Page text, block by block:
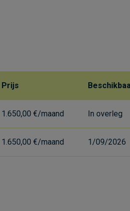
Prijs
1.650,00 €/maand In overleg
1.650,00 €/maand 1/09/2026